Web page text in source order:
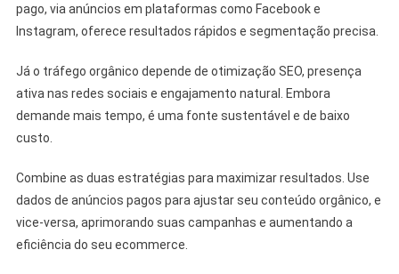
pago, via anúncios em plataformas como Facebook e
Instagram, oferece resultados rápidos e segmentação precisa.
Já o tráfego orgânico depende de otimização SEO, presença
ativa nas redes sociais e engajamento natural. Embora
demande mais tempo, é uma fonte sustentável e de baixo
custo.
Combine as duas estratégias para maximizar resultados. Use
dados de anúncios pagos para ajustar seu conteúdo orgânico, e
vice-versa, aprimorando suas campanhas e aumentando a
eficiência do seu ecommerce.